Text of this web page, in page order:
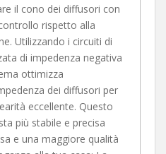
il cono dei diffusori con
rispetto alla
Utilizzando i circuiti di
di impedenza negativa
ottimizza
dei diffusori per
eccellente. Questo
più stabile e precisa
e una maggiore qualità